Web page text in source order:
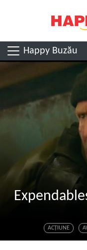
Happy Buzău
ACŢIUNE